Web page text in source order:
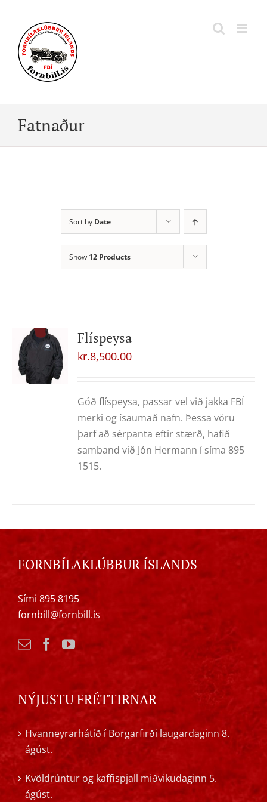
content
Fatnaður
Sort by Date
Show 12 Products
Flíspeysa
kr.8,500.00
Góð flíspeysa, passar vel við jakka FBÍ
merki og ísaumað nafn. Þessa vöru
þarf að sérpanta eftir stærð, hafið
samband við Jón Hermann í síma 895
1515.
FORNBÍLAKLÚBBUR ÍSLANDS
Sími 895 8195
fornbill@fornbill.is
NÝJUSTU FRÉTTIRNAR
Hvanneyrarhátíð í Borgarfirði laugardaginn 8.
ágúst.
Kvöldrúntur og kaffispjall miðvikudaginn 5.
ágúst.